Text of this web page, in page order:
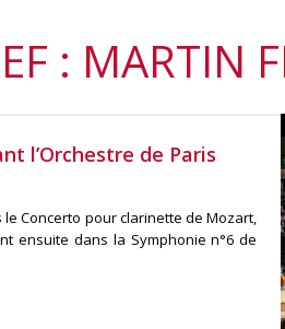
: MARTIN
l’Orchestre de Paris
Concerto pour clarinette de Mozart,
ensuite dans la Symphonie n°6 de